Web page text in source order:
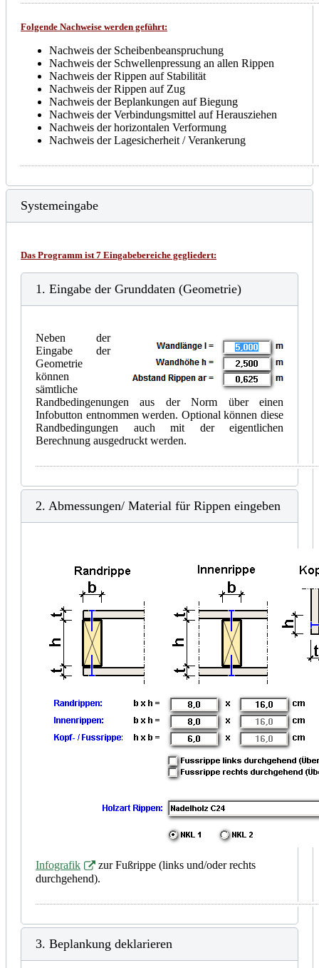
Folgende Nachweise werden geführt:
Nachweis der Scheibenbeanspruchung
Nachweis der Schwellenpressung an allen Rippen
Nachweis der Rippen auf Stabilität
Nachweis der Rippen auf Zug
Nachweis der Beplankungen auf Biegung
Nachweis der Verbindungsmittel auf Herausziehen
Nachweis der horizontalen Verformung
Nachweis der Lagesicherheit / Verankerung
Systemeingabe
Das Programm ist 7 Eingabebereiche gegliedert:
1. Eingabe der Grunddaten (Geometrie)
Neben der
Eingabe der
Geometrie
können
sämtliche
Randbedingenungen aus der Norm über einen
Infobutton entnommen werden. Optional können diese
Randbedingungen auch mit der eigentlichen
Berechnung ausgedruckt werden.
2. Abmessungen/ Material für Rippen eingeben
Infografik
zur Fußrippe (links und/oder rechts
durchgehend).
3. Beplankung deklarieren